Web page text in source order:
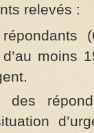
relevés :
moins
des